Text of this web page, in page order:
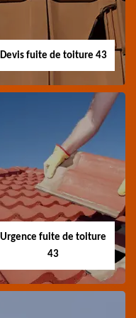
43 Haute-Loire
Devis fuite de toiture 43
Devis fuite de
toiture 43
fuite de toiture 43
Haute-Loire
Urgence fuite de toiture
43